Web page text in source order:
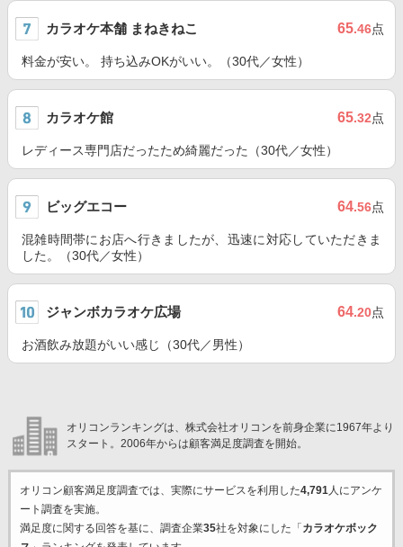
カラオケ本舗 まねきねこ 65.46点
料金が安い。 持ち込みOKがいい。（30代／女性）
カラオケ館 65.32点
レディース専門店だったため綺麗だった（30代／女性）
ビッグエコー 64.56点
混雑時間帯にお店へ行きましたが、迅速に対応していただきま
した。（30代／女性）
ジャンボカラオケ広場 64.20点
お酒飲み放題がいい感じ（30代／男性）
オリコンランキングは、株式会社オリコンを前身企業に1967年より
スタート。2006年からは顧客満足度調査を開始。
オリコン顧客満足度調査では、実際にサービスを利用した4,791人にアンケ
ート調査を実施。
満足度に関する回答を基に、調査企業35社を対象にした「 カラオケボック